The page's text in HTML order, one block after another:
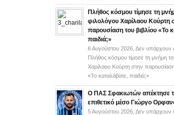
Πλήθος κόσμου τίμησε τη
φιλολόγου Χαρίλαου Κούρτη
παρουσίαση του βιβλίου «Το
παιδιά;»
6 Αυγούστου 2026, Δεν υπάρχουν
Πλήθος κόσμου τίμησε τη μνήμη
Χαρίλαου Κούρτη στην παρουσίαση
«Το καταλάβατε, παιδιά;»
Ο ΠΑΣ Σφακιωτών απέκτησε
επιθετικό μέσο Γιώργο
5 Αυγούστου 2026, Δεν υπάρχουν